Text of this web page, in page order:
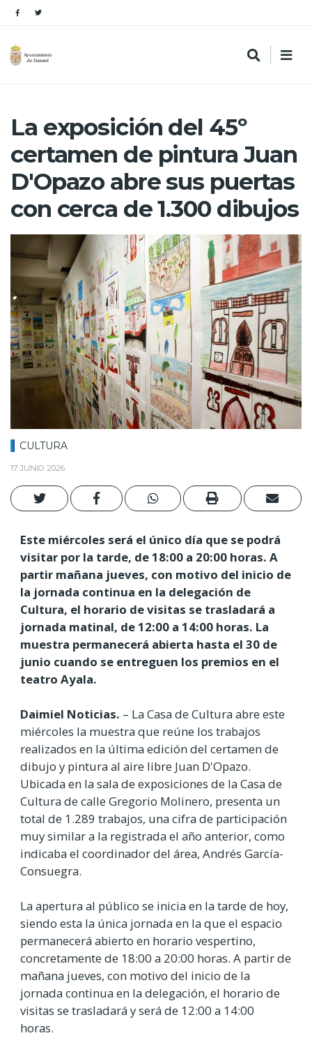
La exposición del 45º
certamen de pintura Juan
D'Opazo abre sus puertas
con cerca de 1.300 dibujos
CULTURA
17 JUNIO 2026
Este miércoles será el único día que se podrá
visitar por la tarde, de 18:00 a 20:00 horas. A
partir mañana jueves, con motivo del inicio de
la jornada continua en la delegación de
Cultura, el horario de visitas se trasladará a
jornada matinal, de 12:00 a 14:00 horas. La
muestra permanecerá abierta hasta el 30 de
junio cuando se entreguen los premios en el
teatro Ayala.
Daimiel Noticias. – La Casa de Cultura abre este
miércoles la muestra que reúne los trabajos
realizados en la última edición del certamen de
dibujo y pintura al aire libre Juan D'Opazo.
Ubicada en la sala de exposiciones de la Casa de
Cultura de calle Gregorio Molinero, presenta un
total de 1.289 trabajos, una cifra de participación
muy similar a la registrada el año anterior, como
indicaba el coordinador del área, Andrés García-
Consuegra.
La apertura al público se inicia en la tarde de hoy,
siendo esta la única jornada en la que el espacio
permanecerá abierto en horario vespertino,
concretamente de 18:00 a 20:00 horas. A partir de
mañana jueves, con motivo del inicio de la
jornada continua en la delegación, el horario de
visitas se trasladará y será de 12:00 a 14:00
horas.